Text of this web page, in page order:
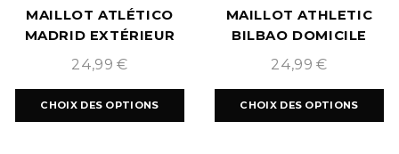
MAILLOT ATLÉTICO
MADRID EXTÉRIEUR
2026/2027
24,99€
CHOIX DES OPTIONS
MAILLOT ATHLETIC
BILBAO DOMICILE
2026/2027
24,99€
CHOIX DES OPTIONS